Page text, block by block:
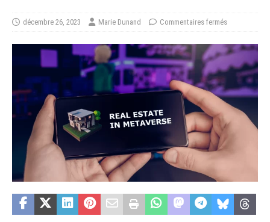
décembre 26, 2023 Marie Dunand Commentaires fermés